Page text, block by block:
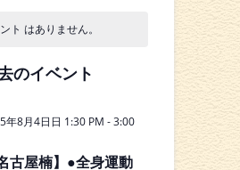
ン
ト
検
ュ
ト はありません。
のイベント
年8月4日日 1:30 PM -3:00
名古屋楠】●全身運動